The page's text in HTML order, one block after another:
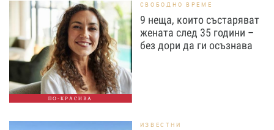
ПО-КРАСИВА
СВОБОДНО ВРЕМЕ
9 неща, които състаряват
жената след 35 години –
без дори да ги осъзнава
ИЗВЕСТНИ